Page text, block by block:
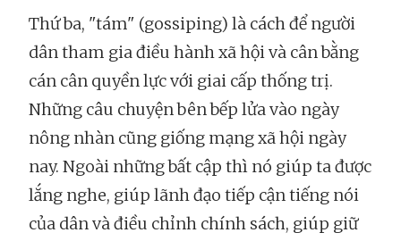
Thứ ba, "tám" (gossiping) là cách để người
dân tham gia điều hành xã hội và cân bằng
cán cân quyền lực với giai cấp thống trị.
Những câu chuyện bên bếp lửa vào ngày
nông nhàn cũng giống mạng xã hội ngày
nay. Ngoài những bất cập thì nó giúp ta được
lắng nghe, giúp lãnh đạo tiếp cận tiếng nói
của dân và điều chỉnh chính sách, giúp giữ